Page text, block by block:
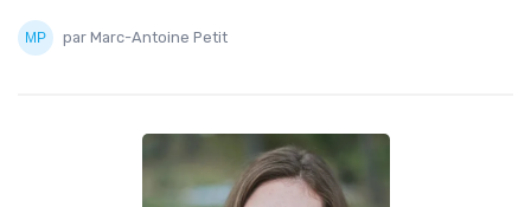
par Marc-Antoine Petit